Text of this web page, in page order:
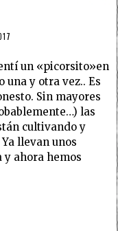
un «picorsito»en
una y otra vez.. Es
Sin mayores
las
cultivando y
llevan unos
y ahora hemos